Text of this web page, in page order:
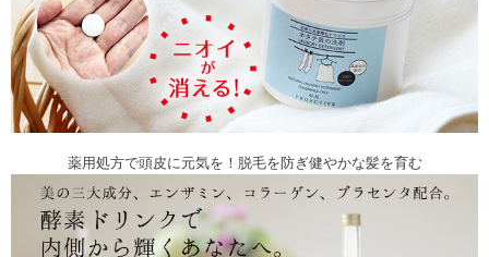
薬用処方で頭皮に元気を！脱毛を防ぎ健やかな髪を育む